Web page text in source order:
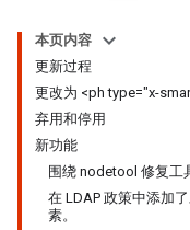
本页内容
更新过程
更改为 <ph type="x-
弃用和停用
新功能
围绕 nodetool 修复工
在 LDAP 政策中添加
素。